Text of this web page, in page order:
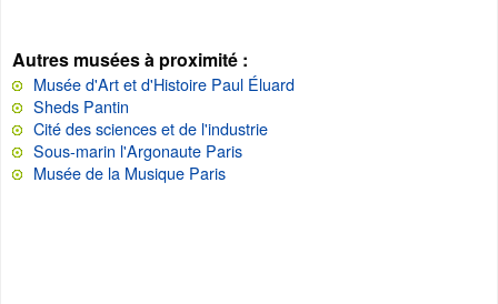
Autres musées à proximité :
Musée d'Art et d'Histoire Paul Éluard
Sheds Pantin
Cité des sciences et de l'industrie
Sous-marin l'Argonaute Paris
Musée de la Musique Paris